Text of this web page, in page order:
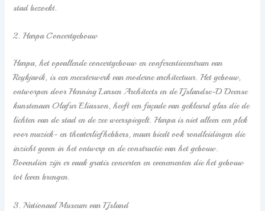
stad bezoekt.
2. Harpa Concertgebouw
Harpa, het opvallende concertgebouw en conferentiecentrum van
Reykjavik, is een meesterwerk van moderne architectuur. Het gebouw,
ontworpen door Henning Larsen Architects en de IJslandse-D Deense
kunstenaar Olafur Eliasson, heeft een façade van gekleurd glas die de
lichten van de stad en de zee weerspiegelt. Harpa is niet alleen een plek
voor muziek- en theaterliefhebbers, maar biedt ook rondleidingen die
inzicht geven in het ontwerp en de constructie van het gebouw.
Bovendien zijn er vaak gratis concerten en evenementen die het gebouw
tot leven brengen.
3. Nationaal Museum van IJsland